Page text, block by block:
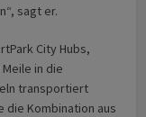
sagt er.
City Hubs,
in die
transportiert
die Kombination aus